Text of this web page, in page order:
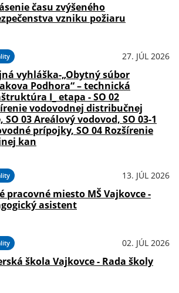
času zvýšeného
vzniku požiaru
27. JÚL 2026
vyhláška-„Obytný súbor
Podhora“ – technická
I_ etapa - SO 02
vodovodnej distribučnej
SO 03 Areálový vodovod, SO 03-1
prípojky, SO 04 Rozšírenie
kan
13. JÚL 2026
pracovné miesto MŠ Vajkovce -
asistent
02. JÚL 2026
škola Vajkovce - Rada školy